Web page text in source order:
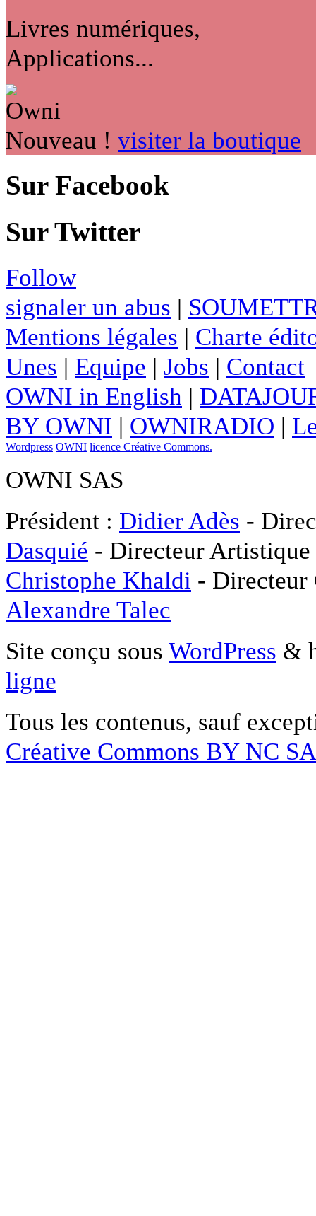
Livres numériques,
Applications...
Nouveau ! visiter la boutique
Sur Facebook
Sur Twitter
Follow
signaler un abus |
Mentions légales | Charte
Unes | Equipe | Jobs | Contact
OWNI in English |
BY OWNI | OWNIRADIO |
Wordpress OWNI licence Créative Commons.
OWNI SAS
Président : Didier Adès -
Dasquié - Directeur
Christophe Khaldi -
Alexandre Talec
Site conçu sous WordPress &
ligne
Tous les contenus, sauf
Créative Commons BY NC SA